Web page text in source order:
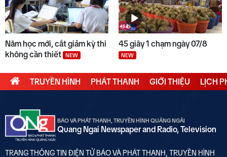
Năm học mới, cắt giảm kỳ thi
không cần thiết
NEW
45 giây 1 chạm ngày 07/8
NEW
TRUYỀN HÌNH PHÁT THANH GIỚI THIỆU LỊCH
BÁO VÀ PHÁT THANH, TRUYỀN HÌNH QUẢNG NGÃI
Quang Ngai Newspaper and Radio, Television
TRANG THÔNG TIN ĐIỆN TỬ BÁO VÀ PHÁT THANH, TRUYỀN HÌNH